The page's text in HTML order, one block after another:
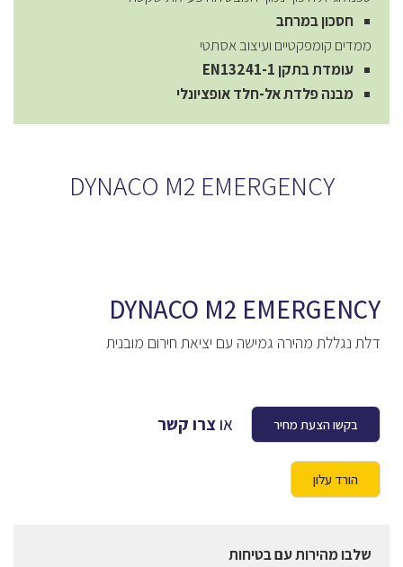
חסכון במרחב
ממדים קומפקטיים ועיצוב אסתטי
עומדת בתקןEN13241-1
מבנה פלדת אל-חלד אופציונלי
DYNACO M2 EMERGENCY
DYNACO M2 EMERGENCY
דלת נגללת מהירה גמישה עם יציאת חירום מובנית
בקשו הצעת מחיר אוצרו קשר
הורד עלון
שלבו מהירות עם בטיחות